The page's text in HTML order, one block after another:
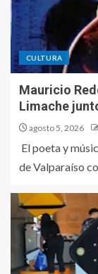
CULTURA
Mauricio
Limache
agosto 5, 2026
El poeta y
de Valparaíso